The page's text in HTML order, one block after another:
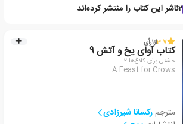
2ناشر این کتاب را منتشر کرده‌اند
3.7از1رأی
کتاب آوای یخ و آتش 9
جشنی برای کلاغ‌ها 2
A Feast for Crows
مترجم:رکسانا شیرزادی